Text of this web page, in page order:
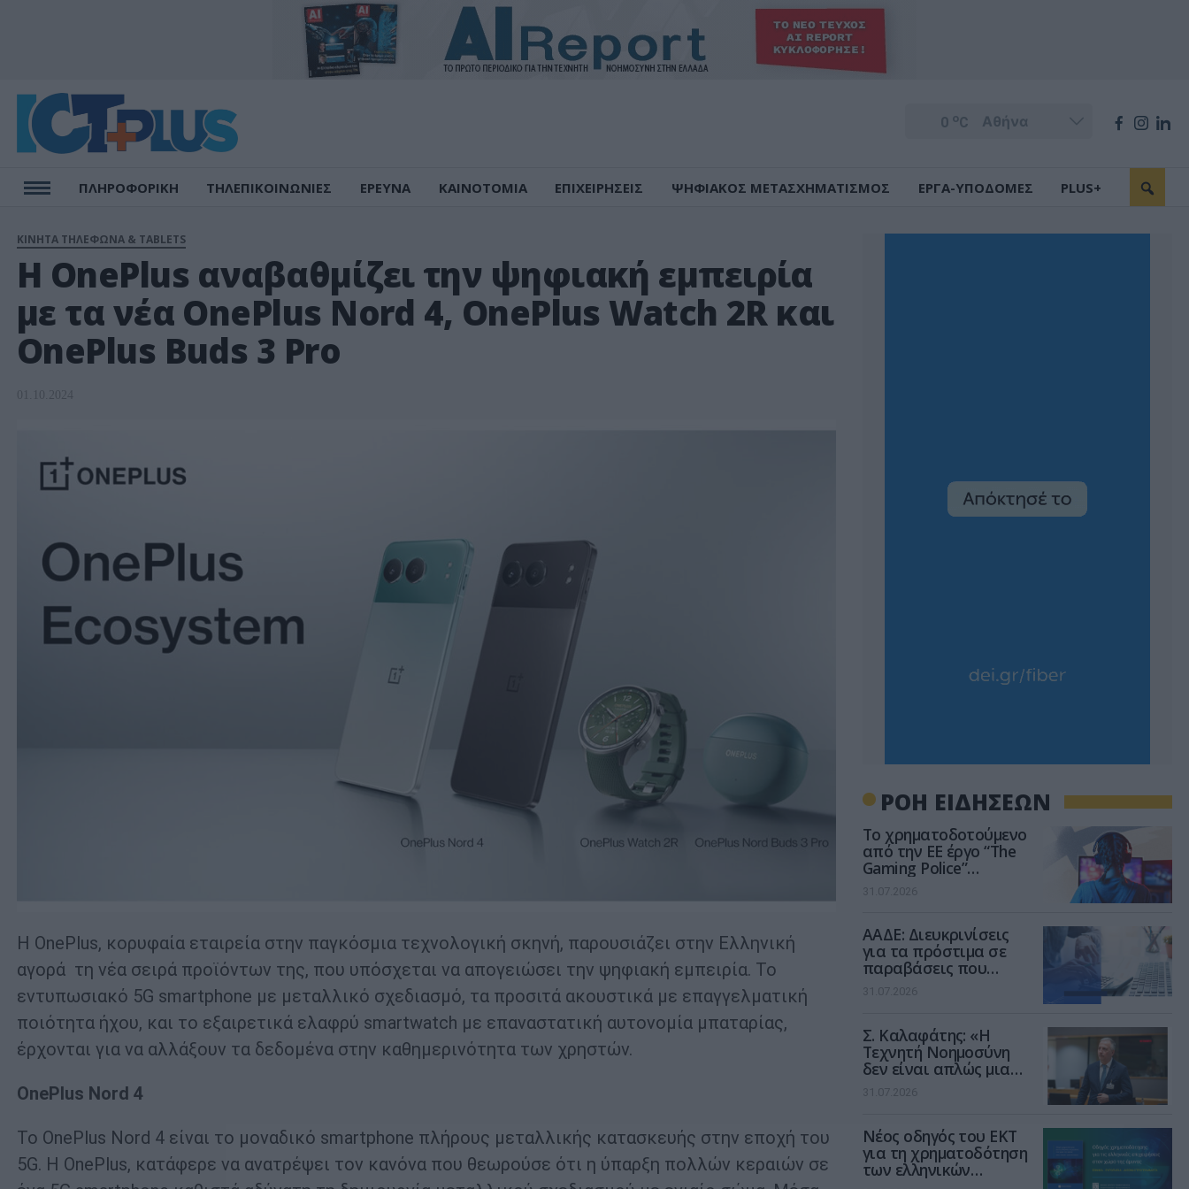
0 oC
ΠΛΗΡΟΦΟΡΙΚΗ ΤΗΛΕΠΙΚΟΙΝΩΝΙΕΣ ΕΡΕΥΝΑ ΚΑΙΝΟΤΟΜΙΑ ΕΠΙΧΕΙΡΗΣΕΙΣ ΨΗΦΙΑΚΟΣ ΜΕΤΑΣΧΗΜΑΤΙΣΜΟΣ ΕΡΓΑ-ΥΠΟΔΟΜΕΣ PLUS+
ΚΙΝΗΤΑ ΤΗΛΕΦΩΝΑ & TABLETS
Η OnePlus αναβαθμίζει την ψηφιακή εμπειρία
με τα νέα OnePlus Nord 4, OnePlus Watch 2R και
OnePlus Buds 3 Pro
01.10.2024
Η OnePlus, κορυφαία εταιρεία στην παγκόσμια τεχνολογική σκηνή, παρουσιάζει στην Ελληνική
αγορά τη νέα σειρά προϊόντων της, που υπόσχεται να απογειώσει την ψηφιακή εμπειρία. Το
εντυπωσιακό 5G smartphone με μεταλλικό σχεδιασμό, τα προσιτά ακουστικά με επαγγελματική
ποιότητα ήχου, και το εξαιρετικά ελαφρύ smartwatch με επαναστατική αυτονομία μπαταρίας,
έρχονται για να αλλάξουν τα δεδομένα στην καθημερινότητα των χρηστών.
OnePlus Nord 4
Το OnePlus Nord 4 είναι το μοναδικό smartphone πλήρους μεταλλικής κατασκευής στην εποχή του
5G. Η OnePlus, κατάφερε να ανατρέψει τον κανόνα που θεωρούσε ότι η ύπαρξη πολλών κεραιών σε
ΡΟΗ ΕΙΔΗΣΕΩΝ
Το χρηματοδοτούμενο
από την ΕΕ έργο “The
Gaming Police”
ενισχύει την ασφάλεια
των παιδιών στο
31.07.2026
ΑΑΔΕ: Διευκρινίσεις
για τα πρόστιμα σε
παραβάσεις που
αφορούν τους ΦΗΜ
31.07.2026
Σ. Καλαφάτης: «Η
Τεχνητή Νοημοσύνη
δεν είναι απλώς μια
νέα τεχνολογία, είναι
μια νέα βιομηχανική
31.07.2026
Νέος οδηγός του ΕΚΤ
για τη χρηματοδότηση
των ελληνικών